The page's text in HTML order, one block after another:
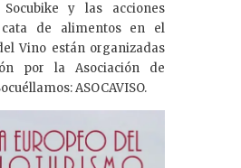
y las acciones
de alimentos en el
Vino están organizadas
por la Asociación de
ASOCAVISO.